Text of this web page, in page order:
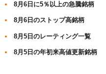
8月6日に5％以上の急騰銘柄
8月6日のストップ高銘柄
8月5日のレーティング一覧
8月5日の年初来高値更新銘柄